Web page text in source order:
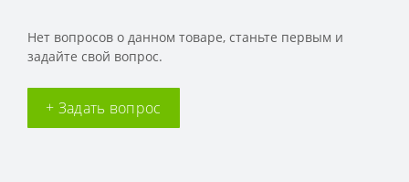
Нет вопросов о данном товаре, станьте первым и
задайте свой вопрос.
+ Задать вопрос